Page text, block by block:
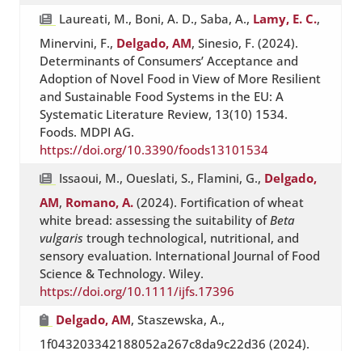
Laureati, M., Boni, A. D., Saba, A., Lamy, E. C.,
Minervini, F., Delgado, AM, Sinesio, F. (2024).
Determinants of Consumers’ Acceptance and
Adoption of Novel Food in View of More Resilient
and Sustainable Food Systems in the EU: A
Systematic Literature Review, 13(10) 1534.
Foods. MDPI AG.
https://doi.org/10.3390/foods13101534
Issaoui, M., Oueslati, S., Flamini, G., Delgado,
AM, Romano, A. (2024). Fortification of wheat
white bread: assessing the suitability ofBeta
vulgaris trough technological, nutritional, and
sensory evaluation. International Journal of Food
Science & Technology. Wiley.
https://doi.org/10.1111/ijfs.17396
Delgado, AM, Staszewska, A.,
1f043203342188052a267c8da9c22d36 (2024).